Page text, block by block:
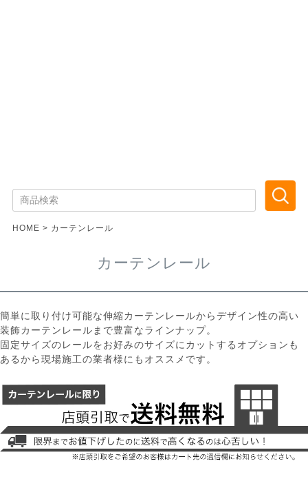
HOME カーテンレール
カーテンレール
簡単に取り付け可能な伸縮カーテンレールからデザイン性の高い
装飾カーテンレールまで豊富なラインナップ。
固定サイズのレールをお好みのサイズにカットするオプションも
あるから現場施工の業者様にもオススメです。